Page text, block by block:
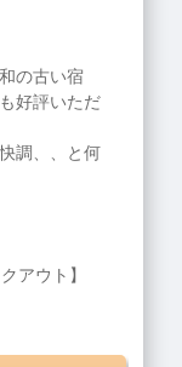
の古い宿
好評いただ
調、、と何
アウト】